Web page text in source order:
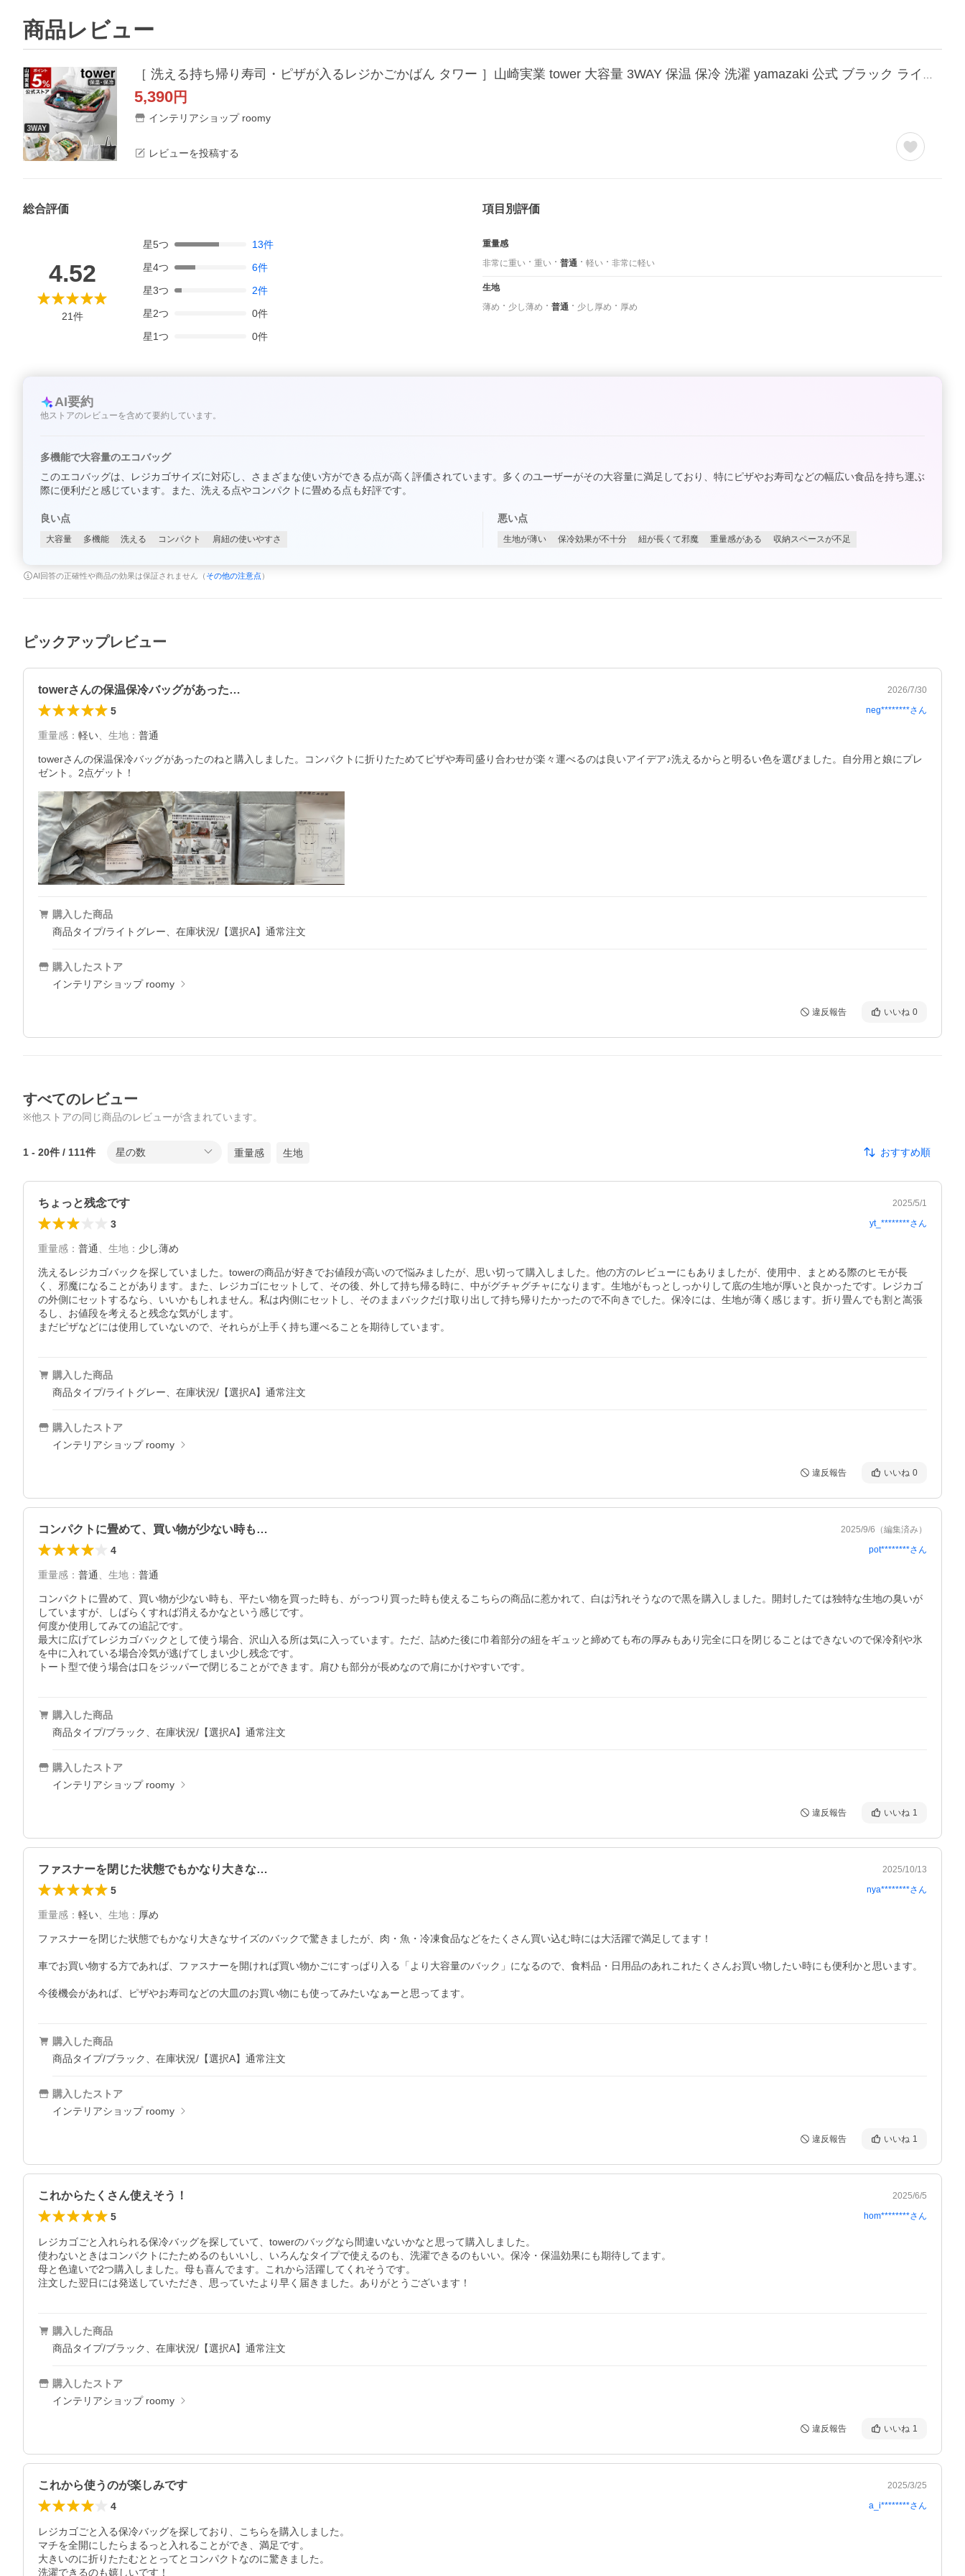
商品レビュー
5,390円
インテリアショップ roomy
レビューを投稿する
総合評価
4.52
21件
星5つ 13件
星4つ 6件
星3つ 2件
星2つ 0件
星1つ 0件
項目別評価
重量感
非常に重い
重い 普通 軽い 非常に軽い
生地
薄め
少し薄め 普通 少し厚め 厚め
AI要約
他ストアのレビューを含めて要約しています。
多機能で大容量のエコバッグ
このエコバッグは、レジカゴサイズに対応し、さまざまな使い方ができる点が高く評価されています。多くのユーザーがその大容量に満足しており、特にピザやお寿司などの幅広い食品を持ち運ぶ
際に便利だと感じています。また、洗える点やコンパクトに畳める点も好評です。
良い点
大容量 多機能 洗える コンパクト 肩紐の使いやすさ
悪い点
生地が薄い 保冷効果が不十分 紐が長くて邪魔 重量感がある 収納スペースが不足
AI回答の正確性や商品の効果は保証されません（ その他の注意点 ）
ピックアップレビュー
towerさんの保温保冷バッグがあった… 2026/7/30
5 neg********さん
重量感 ： 軽い 生地 ： 普通
towerさんの保温保冷バッグがあったのねと購入しました。コンパクトに折りたためてピザや寿司盛り合わせが楽々運べるのは良いアイデア♪洗えるからと明るい色を選びました。自分用と娘にプレ
ゼント。2点ゲット！
購入した商品
商品タイプ/ライトグレー、在庫状況/【選択A】通常注文
購入したストア
インテリアショップ roomy
違反報告 いいね 0
すべてのレビュー
※他ストアの同じ商品のレビューが含まれています。
1 - 20件 / 111件 星の数 重量感 生地 おすすめ順
ちょっと残念です 2025/5/1
3 yt_********さん
重量感 ： 普通 、 生地 ： 少し薄め
洗えるレジカゴバックを探していました。towerの商品が好きでお値段が高いので悩みましたが、思い切って購入しました。他の方のレビューにもありましたが、使用中、まとめる際のヒモが長
く、邪魔になることがあります。また、レジカゴにセットして、その後、外して持ち帰る時に、中がグチャグチャになります。生地がもっとしっかりして底の生地が厚いと良かったです。レジカゴ
の外側にセットするなら、いいかもしれません。私は内側にセットし、そのままバックだけ取り出して持ち帰りたかったので不向きでした。保冷には、生地が薄く感じます。折り畳んでも割と嵩張
るし、お値段を考えると残念な気がします。
まだピザなどには使用していないので、それらが上手く持ち運べることを期待しています。
購入した商品
商品タイプ/ライトグレー、在庫状況/【選択A】通常注文
購入したストア
インテリアショップ roomy
違反報告 いいね 0
コンパクトに畳めて、買い物が少ない時も… 2025/9/6 （編集済み）
4 pot********さん
重量感 ： 普通 、 生地 ： 普通
コンパクトに畳めて、買い物が少ない時も、平たい物を買った時も、がっつり買った時も使えるこちらの商品に惹かれて、白は汚れそうなので黒を購入しました。開封したては独特な生地の臭いが
していますが、しばらくすれば消えるかなという感じです。
何度か使用してみての追記です。
最大に広げてレジカゴバックとして使う場合、沢山入る所は気に入っています。ただ、詰めた後に巾着部分の紐をギュッと締めても布の厚みもあり完全に口を閉じることはできないので保冷剤や氷
を中に入れている場合冷気が逃げてしまい少し残念です。
トート型で使う場合は口をジッパーで閉じることができます。肩ひも部分が長めなので肩にかけやすいです。
購入した商品
商品タイプ/ブラック、在庫状況/【選択A】通常注文
購入したストア
インテリアショップ roomy
違反報告 いいね 1
ファスナーを閉じた状態でもかなり大きな… 2025/10/13
5 nya********さん
重量感 ： 軽い、 生地 ： 厚め
ファスナーを閉じた状態でもかなり大きなサイズのバックで驚きましたが、肉・魚・冷凍食品などをたくさん買い込む時には大活躍で満足してます！
車でお買い物する方であれば、ファスナーを開ければ買い物かごにすっぱり入る「より大容量のバック」になるので、食料品・日用品のあれこれたくさんお買い物したい時にも便利かと思います。
今後機会があれば、ピザやお寿司などの大皿のお買い物にも使ってみたいなぁーと思ってます。
購入した商品
商品タイプ/ブラック、在庫状況/【選択A】通常注文
購入したストア
インテリアショップ roomy
違反報告 いいね 1
これからたくさん使えそう！ 2025/6/5
5 hom********さん
レジカゴごと入れられる保冷バッグを探していて、towerのバッグなら間違いないかなと思って購入しました。
使わないときはコンパクトにたためるのもいいし、いろんなタイプで使えるのも、洗濯できるのもいい。保冷・保温効果にも期待してます。
母と色違いで2つ購入しました。母も喜んでます。これから活躍してくれそうです。
注文した翌日には発送していただき、思っていたより早く届きました。ありがとうございます！
購入した商品
商品タイプ/ブラック、在庫状況/【選択A】通常注文
購入したストア
インテリアショップ roomy
違反報告 いいね 1
これから使うのが楽しみです 2025/3/25
4 a_i********さん
レジカゴごと入る保冷バッグを探しており、こちらを購入しました。
マチを全開にしたらまるっと入れることができ、満足です。
大きいのに折りたたむととってとコンパクトなのに驚きました。
洗濯できるのも嬉しいです！